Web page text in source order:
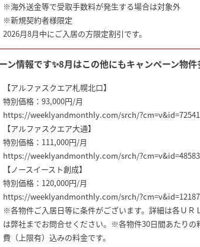
※海外送金等で受取手数料が発生する場合は対象外
※新規契約者様限定
2026月8月中にご入居の方限定割引です。
ン情報です✨8月はこの他にもキャンペーン物件
【アルファスクエア札幌北口】
特別価格：93,000円/月
https://weeklyandmonthly.com/srch/
【アルファスクエア大通】
特別価格：111,000円/月
https://weeklyandmonthly.com/srch/
【ノースイースト創成】
特別価格：120,000円/月
https://weeklyandmonthly.com/srch/
※各物件ご入居日等に条件がございます。詳細は各ＵＲ
は弊社までお問合せください。※各物件30日間あたり
費（上限有）込みの料金です。